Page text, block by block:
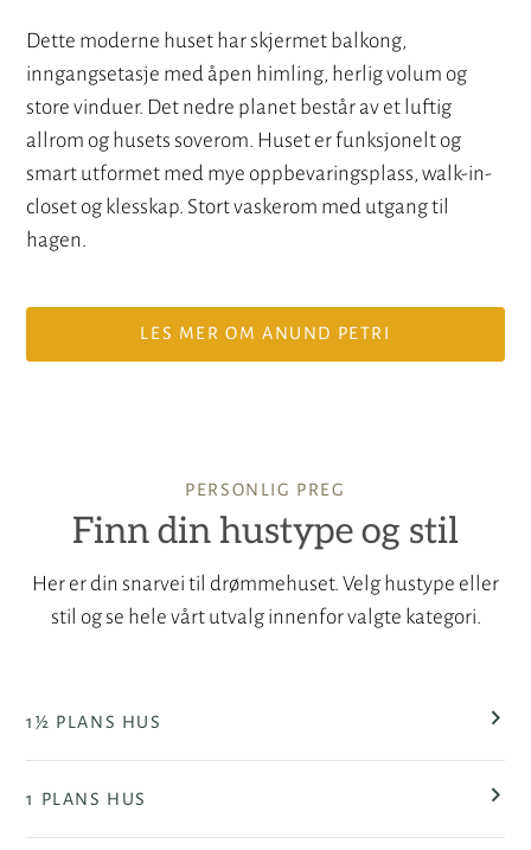
Dette moderne huset har skjermet balkong,
inngangsetasje med åpen himling, herlig volum og
store vinduer. Det nedre planet består av et luftig
allrom og husets soverom. Huset er funksjonelt og
smart utformet med mye oppbevaringsplass, walk-in-
closet og klesskap. Stort vaskerom med utgang til
hagen.
LES MER OM ANUND PETRI
PERSONLIG PREG
Finn din hustype og stil
Her er din snarvei til drømmehuset. Velg hustype eller
stil og se hele vårt utvalg innenfor valgte kategori.
1½ PLANS HUS
1 PLANS HUS